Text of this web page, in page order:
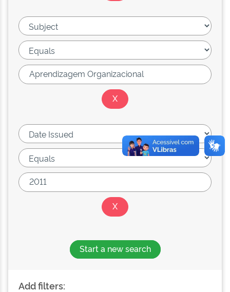
Start a new search
Add filters: